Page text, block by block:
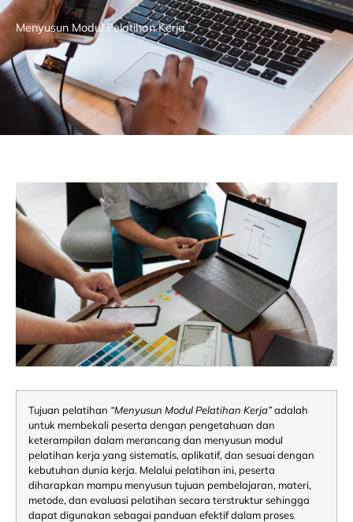
Menyusun Modul Pelatihan Kerja
Tujuan pelatihan “Menyusun Modul Pelatihan Kerja”adalah
untuk membekali peserta dengan pengetahuan dan
keterampilan dalam merancang dan menyusun modul
pelatihan kerja yang sistematis, aplikatif, dan sesuai dengan
kebutuhan dunia kerja. Melalui pelatihan ini, peserta
diharapkan mampu menyusun tujuan pembelajaran, materi,
metode, dan evaluasi pelatihan secara terstruktur sehingga
dapat digunakan sebagai panduan efektif dalam proses